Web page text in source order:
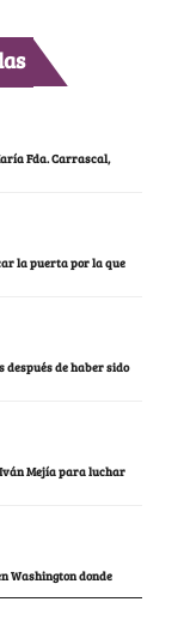
Fda. Carrascal,
la puerta por la que
después de haber sido
Mejía para luchar
Washington donde